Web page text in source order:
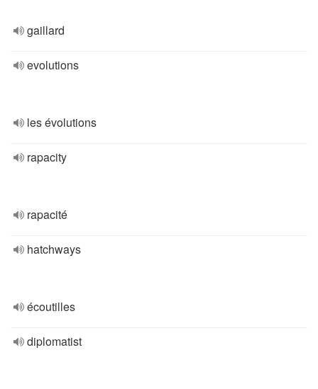
gaillard
evolutions
les évolutions
rapacity
rapacité
hatchways
écoutilles
diplomatist